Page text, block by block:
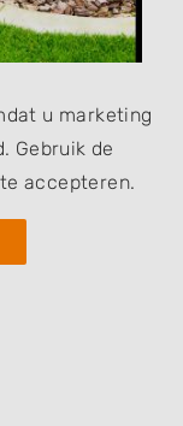
u marketing
Gebruik de
accepteren.